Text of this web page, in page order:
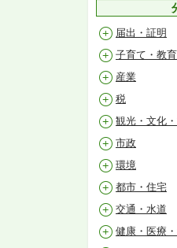
届出・証明
子育て・教育
産業
税
観光・文化
市政
環境
都市・住宅
交通・水道
健康・医療